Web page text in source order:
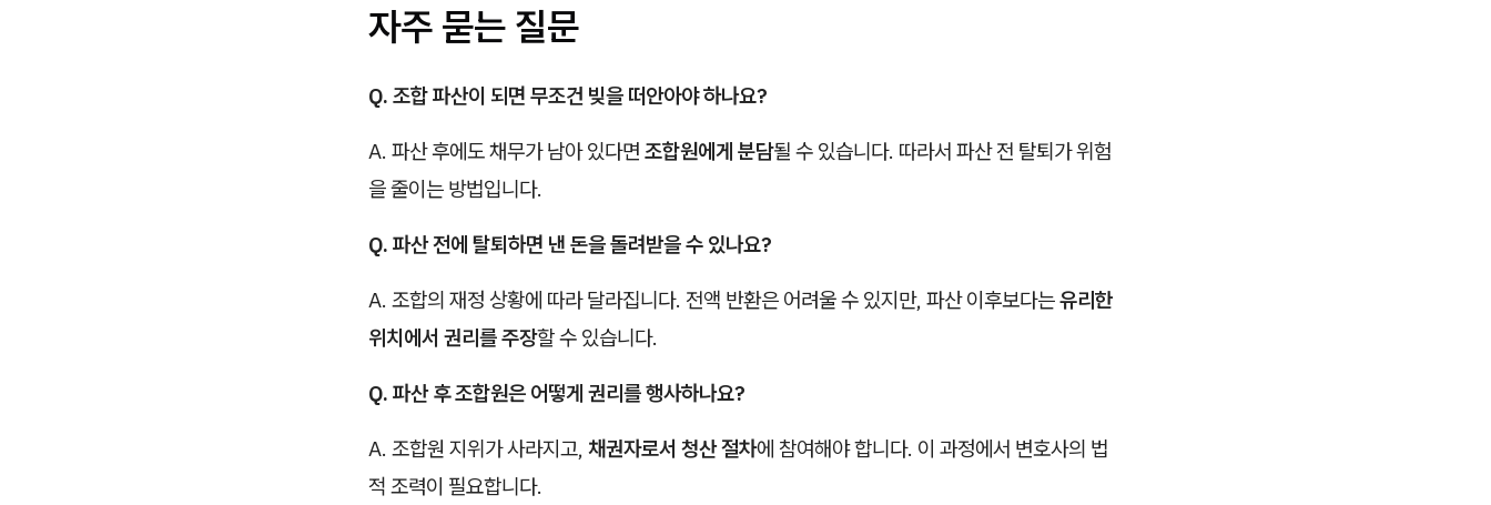
자주 묻는 질문
Q. 조합 파산이 되면 무조건 빚을 떠안아야 하나요?
A. 파산 후에도 채무가 남아 있다면 조합원에게 분담될 수 있습니다. 따라서 파산 전 탈퇴가 위험
을 줄이는 방법입니다.
Q. 파산 전에 탈퇴하면 낸 돈을 돌려받을 수 있나요?
A. 조합의 재정 상황에 따라 달라집니다. 전액 반환은 어려울 수 있지만, 파산 이후보다는유리한
위치에서 권리를 주장할 수 있습니다.
Q. 파산 후 조합원은 어떻게 권리를 행사하나요?
A. 조합원 지위가 사라지고, 채권자로서 청산 절차에 참여해야 합니다. 이 과정에서 변호사의 법
적 조력이 필요합니다.